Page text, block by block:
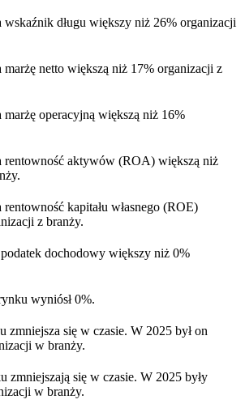
wskaźnik długu większy niż 26% organizacji
marżę netto większą niż 17% organizacji z
marżę operacyjną większą niż 16%
rentowność aktywów (ROA) większą niż
kapitału własnego (ROE)
z branży.
podatek dochodowy większy niż 0%
wyniósł 0%.
zmniejsza się w czasie. W 2025 był on
w branży.
zmniejszają się w czasie. W 2025 były
w branży.